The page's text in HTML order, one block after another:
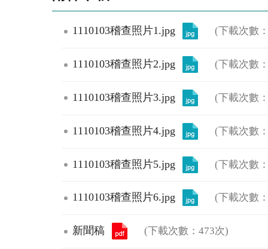
1110103稽查照片1.jpg (下載次數
1110103稽查照片2.jpg (下載次數
1110103稽查照片3.jpg (下載次數
1110103稽查照片4.jpg (下載次數
1110103稽查照片5.jpg (下載次數
1110103稽查照片6.jpg (下載次數
新聞稿 (下載次數：473次)